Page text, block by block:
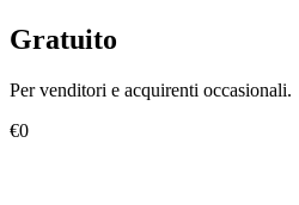
Gratuito
Per venditori e acquirenti occasionali.
€0